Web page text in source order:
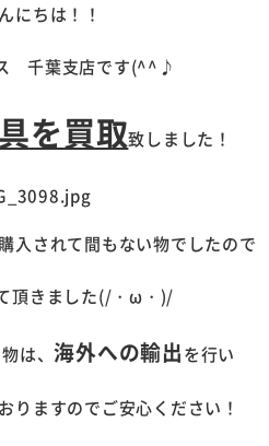
にちは！！
千葉支店です(^^♪
を買取致しました！
入されて間もない物でしたので
頂きました(/・ω・)/
は、海外への輸出を行い
りますのでご安心ください！